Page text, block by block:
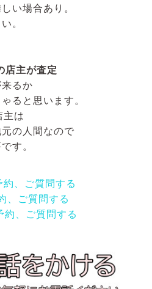
い場合あり。
。
主が査定
るか
ると思います。
主は
の人間なので
す。
約、ご質問する
、ご質問する
約、ご質問する